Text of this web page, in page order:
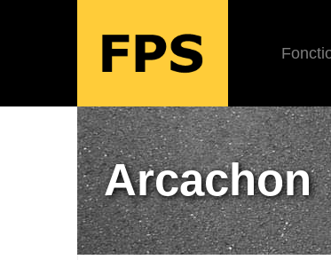
Arcachon